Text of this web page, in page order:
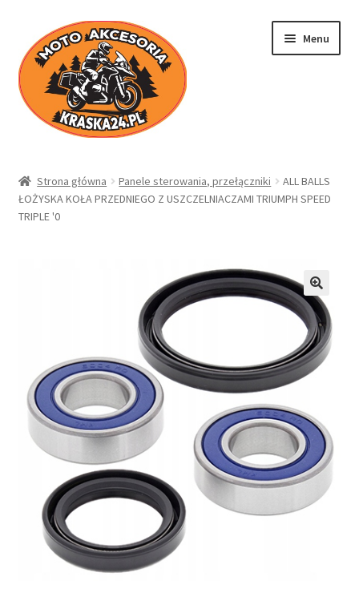
Przejdź
do
nawigacji
Przejdź
do
treści
Menu
Sklep
Polityka prywatności
Kontakt
Strona główna Panele sterowania, przełączniki
ALL BALLS
ŁOŻYSKA KOŁA PRZEDNIEGO Z USZCZELNIACZAMI TRIUMPH SPEED
TRIPLE '0